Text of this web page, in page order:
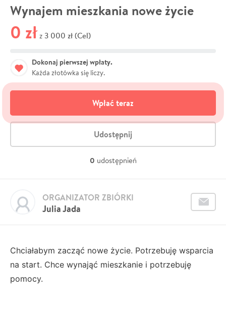
Wynajem mieszkania nowe życie
0 zł z 3 000 zł (Cel)
Dokonaj pierwszej wpłaty.
Każda złotówka się liczy.
Wpłać teraz
Udostępnij
0 udostępnień
Julia Jada
ORGANIZATOR ZBIÓRKI
Chciałabym zacząć nowe życie. Potrzebuję wsparcia
na start. Chce wynająć mieszkanie i potrzebuję
pomocy.